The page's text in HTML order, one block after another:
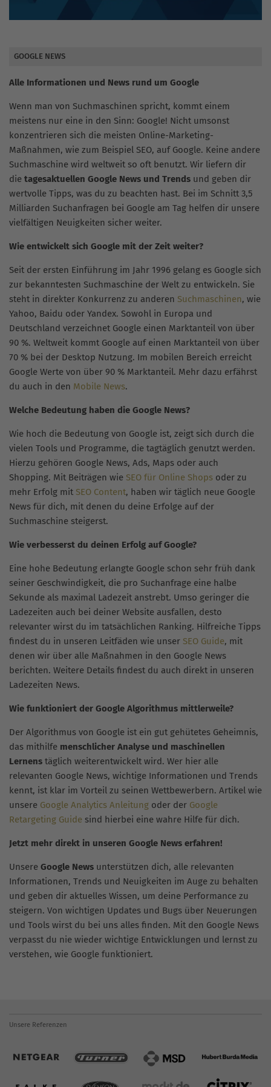
GOOGLE NEWS
Alle Informationen und News rund um Google
Wenn man von Suchmaschinen spricht, kommt einem
meistens nur eine in den Sinn: Google! Nicht umsonst
konzentrieren sich die meisten Online-Marketing-
Maßnahmen, wie zum Beispiel SEO, auf Google. Keine andere
Suchmaschine wird weltweit so oft benutzt. Wir liefern dir
die tagesaktuellen Google News und Trends und geben dir
wertvolle Tipps, was du zu beachten hast. Bei im Schnitt 3,5
Milliarden Suchanfragen bei Google am Tag helfen dir unsere
vielfältigen Neuigkeiten sicher weiter.
Wie entwickelt sich Google mit der Zeit weiter?
Seit der ersten Einführung im Jahr 1996 gelang es Google sich
zur bekanntesten Suchmaschine der Welt zu entwickeln. Sie
steht in direkter Konkurrenz zu anderen Suchmaschinen, wie
Yahoo, Baidu oder Yandex. Sowohl in Europa und
Deutschland verzeichnet Google einen Marktanteil von über
90 %. Weltweit kommt Google auf einen Marktanteil von über
70 % bei der Desktop Nutzung. Im mobilen Bereich erreicht
Google Werte von über 90 % Marktanteil. Mehr dazu erfährst
du auch in den Mobile News.
Welche Bedeutung haben die Google News?
Wie hoch die Bedeutung von Google ist, zeigt sich durch die
vielen Tools und Programme, die tagtäglich genutzt werden.
Hierzu gehören Google News, Ads, Maps oder auch
Shopping. Mit Beiträgen wie SEO für Online Shops oder zu
mehr Erfolg mit SEO Content, haben wir täglich neue Google
News für dich, mit denen du deine Erfolge auf der
Suchmaschine steigerst.
Wie verbesserst du deinen Erfolg auf Google?
Eine hohe Bedeutung erlangte Google schon sehr früh dank
seiner Geschwindigkeit, die pro Suchanfrage eine halbe
Sekunde als maximal Ladezeit anstrebt. Umso geringer die
Ladezeiten auch bei deiner Website ausfallen, desto
relevanter wirst du im tatsächlichen Ranking. Hilfreiche Tipps
findest du in unseren Leitfäden wie unser SEO Guide, mit
denen wir über alle Maßnahmen in den Google News
berichten. Weitere Details findest du auch direkt in unseren
Ladezeiten News.
Wie funktioniert der Google Algorithmus mittlerweile?
Der Algorithmus von Google ist ein gut gehütetes Geheimnis,
das mithilfe menschlicher Analyse und maschinellen
Lernens täglich weiterentwickelt wird. Wer hier alle
relevanten Google News, wichtige Informationen und Trends
kennt, ist klar im Vorteil zu seinen Wettbewerbern. Artikel wie
unsere Google Analytics Anleitung oder der Google
Retargeting Guide sind hierbei eine wahre Hilfe für dich.
Jetzt mehr direkt in unseren Google News erfahren!
Unsere Google News unterstützen dich, alle relevanten
Informationen, Trends und Neuigkeiten im Auge zu behalten
und geben dir aktuelles Wissen, um deine Performance zu
steigern. Von wichtigen Updates und Bugs über Neuerungen
und Tools wirst du bei uns alles finden. Mit den Google News
verpasst du nie wieder wichtige Entwicklungen und lernst zu
verstehen, wie Google funktioniert.
Unsere Referenzen